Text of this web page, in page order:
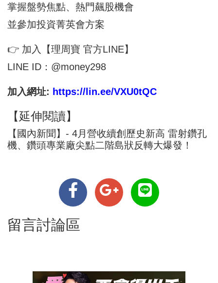
掌握盤勢焦點、熱門飆股機會
並參加投資菁英會方案
👉 加入【理周寶 官方LINE】
LINE ID：@money298
加入網址: https://lin.ee/VXU0tQC
【延伸閱讀】
【國內新聞】- 4月營收續創歷史新高 雷射鑽孔
機、鑽頭專業廠尖點二階島狀反轉大爆發！
留言討論區